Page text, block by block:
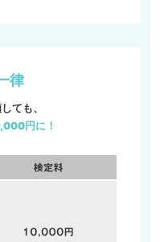
律
ても、
円に！